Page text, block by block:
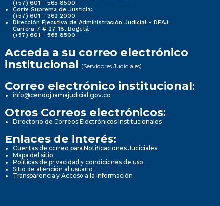
(+57) 601 - 565 8500
Corte Suprema de Justicia:
(+57) 601 - 362 2000
Dirección Ejecutiva de Administración Judicial - DEAJ:
Carrera 7 # 27-18, Bogotá
(+57) 601 - 565 8500
Acceda a su correo electrónico
institucional (Servidores Judiciales)
Correo electrónico institucional:
info@cendoj.ramajudicial.gov.co
Otros Correos electrónicos:
Directorio de Correos Electrónicos Institucionales
Enlaces de interés:
Cuentas de correo para Notificaciones Judiciales
Mapa del sitio
Políticas de privacidad y condiciones de uso
Sitio de atención al usuario
Transparencia y Acceso a la información